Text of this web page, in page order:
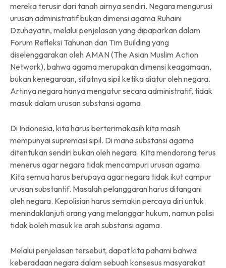
mereka terusir dari tanah airnya sendiri. Negara mengurusi
urusan administratif bukan dimensi agama Ruhaini
Dzuhayatin, melalui penjelasan yang dipaparkan dalam
Forum Refleksi Tahunan dan Tim Building yang
diselenggarakan oleh AMAN (The Asian Muslim Action
Network), bahwa agama merupakan dimensi keagamaan,
bukan kenegaraan, sifatnya sipil ketika diatur oleh negara.
Artinya negara hanya mengatur secara administratif, tidak
masuk dalam urusan substansi agama.
Di Indonesia, kita harus berterimakasih kita masih
mempunyai supremasi sipil. Di mana substansi agama
ditentukan sendiri bukan oleh negara. Kita mendorong terus
menerus agar negara tidak mencampuri urusan agama.
Kita semua harus berupaya agar negara tidak ikut campur
urusan substantif. Masalah pelanggaran harus ditangani
oleh negara. Kepolisian harus semakin percaya diri untuk
menindaklanjuti orang yang melanggar hukum, namun polisi
tidak boleh masuk ke arah substansi agama.
Melalui penjelasan tersebut, dapat kita pahami bahwa
keberadaan negara dalam sebuah konsesus masyarakat